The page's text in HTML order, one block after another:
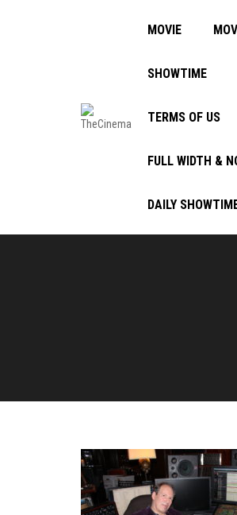
MOVIE
SHOWTIME
TERMS OF US
FULL WIDTH &
DAILY